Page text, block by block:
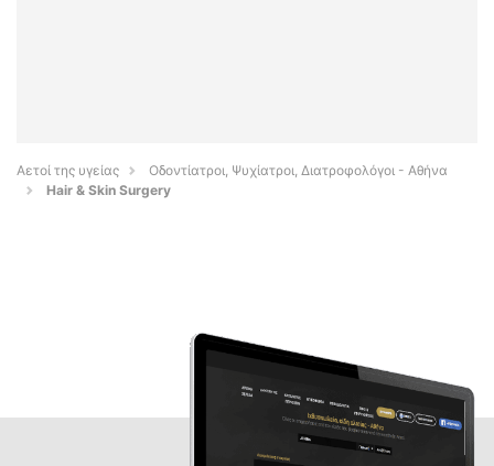
Αετοί της υγείας
Οδοντίατροι, Ψυχίατροι, Διατροφολόγοι - Αθήνα
Hair & Skin Surgery